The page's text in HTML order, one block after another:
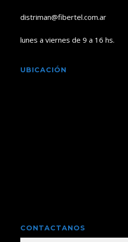
distriman@fibertel.com.ar
lunes a viernes de 9 a 16 hs.
UBICACIÓN
CONTACTANOS